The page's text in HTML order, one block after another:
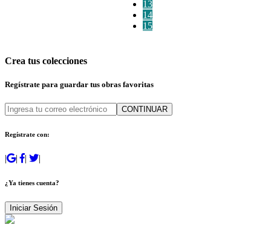
13
14
15
Crea tus colecciones
Regístrate para guardar tus obras favoritas
CONTINUAR
Regístrate con:
| | | |
¿Ya tienes cuenta?
Iniciar Sesión